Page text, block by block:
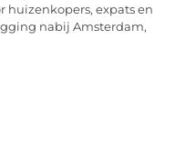
huizenkopers, expats en
nabij Amsterdam,